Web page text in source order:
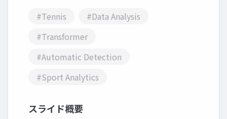
#Tennis
#Data Analysis
#Transformer
#Automatic Detection
#Sport Analytics
スライド概要